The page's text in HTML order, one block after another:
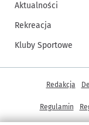
Aktualności
Rekreacja
Kluby Sportowe
Inne
Redakcja
Regulamin